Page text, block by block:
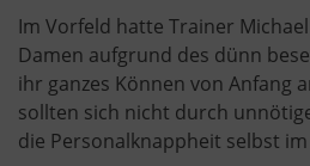
Im Vorfeld hatte Trainer
Damen aufgrund des dünn
ihr ganzes Können von Anfang
sollten sich nicht durch
die Personalknappheit selbst